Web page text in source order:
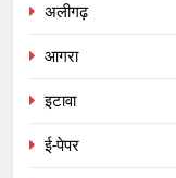
अलीगढ़
आगरा
इटावा
ई-पेपर